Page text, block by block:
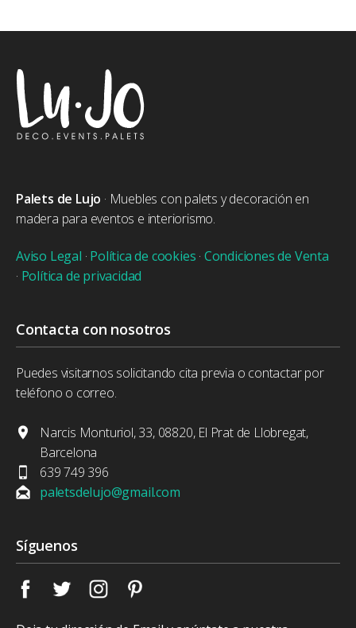
Palets de Lujo · Muebles con palets y decoración en
madera para eventos e interiorismo.
Aviso Legal · Política de cookies · Condiciones de Venta
· Política de privacidad
Contacta con nosotros
Puedes visitarnos solicitando cita previa o contactar por
teléfono o correo.
Narcis Monturiol, 33, 08820, El Prat de Llobregat,
Barcelona
639 749 396
paletsdelujo@gmail.com
Síguenos